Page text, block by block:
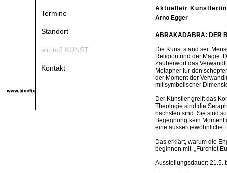
Termine
Standort
ein m2 KUNST
Kontakt
Aktuelle/r Künstler/in
Arno Egger
ABRAKADABRA: DER
Die Kunst stand seit
Religion und der Magie.
Zauberwort das
Metapher für den
der Moment der
mit symbolischer
Der Künstler greift das
Theologie sind die
nächsten sind. Sie sind
Begegnung kein
eine aussergewöhnliche
Das erklärt, warum die
beginnen mit „Fürchtet
Ausstellungsdauer: 21.5.